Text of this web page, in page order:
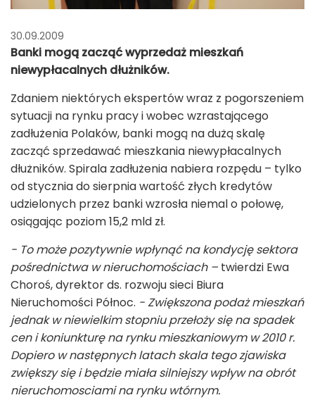
30.09.2009
Banki mogą zacząć wyprzedaż mieszkań
niewypłacalnych dłużników.
Zdaniem niektórych ekspertów wraz z pogorszeniem
sytuacji na rynku pracy i wobec wzrastającego
zadłużenia Polaków, banki mogą na dużą skalę
zacząć sprzedawać mieszkania niewypłacalnych
dłużników. Spirala zadłużenia nabiera rozpędu – tylko
od stycznia do sierpnia wartość złych kredytów
udzielonych przez banki wzrosła niemal o połowę,
osiągając poziom 15,2 mld zł.
- To może pozytywnie wpłynąć na kondycję sektora
pośrednictwa w nieruchomościach – twierdzi Ewa
Choroś, dyrektor ds. rozwoju sieci Biura
Nieruchomości Północ. - Zwiększona podaż mieszkań
jednak w niewielkim stopniu przełoży się na spadek
cen i koniunkturę na rynku mieszkaniowym w 2010 r.
Dopiero w następnych latach skala tego zjawiska
zwiększy się i będzie miała silniejszy wpływ na obrót
nieruchomosciami na rynku wtórnym.